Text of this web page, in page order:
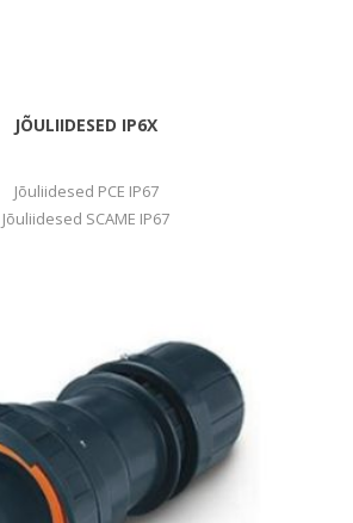
JÕULIIDESED IP6X
Jõuliidesed PCE IP67
Jõuliidesed SCAME IP67